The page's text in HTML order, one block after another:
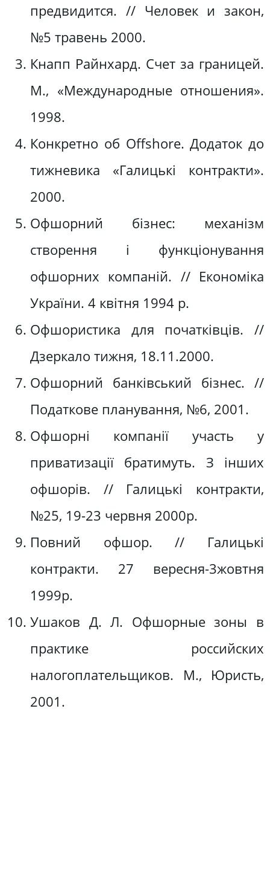
предвидится. // Человек и закон,
№5 травень 2000.
Кнапп Райнхард. Счет за границей.
М., «Международные отношения».
1998.
Конкретно об Offshore. Додаток до
тижневика «Галицькі контракти».
2000.
Офшорний бізнес: механізм
створення і функціонування
офшорних компаній. // Економіка
України. 4 квітня 1994 р.
Офшористика для початківців. //
Дзеркало тижня, 18.11.2000.
Офшорний банківський бізнес. //
Податкове планування, №6, 2001.
Офшорні компанії участь у
приватизації братимуть. З інших
офшорів. // Галицькі контракти,
№25, 19-23 червня 2000р.
Повний офшор. // Галицькі
контракти. 27 вересня-3жовтня
1999р.
Ушаков Д. Л. Офшорные зоны в
практике российских
налогоплательщиков. М., Юристь,
2001.